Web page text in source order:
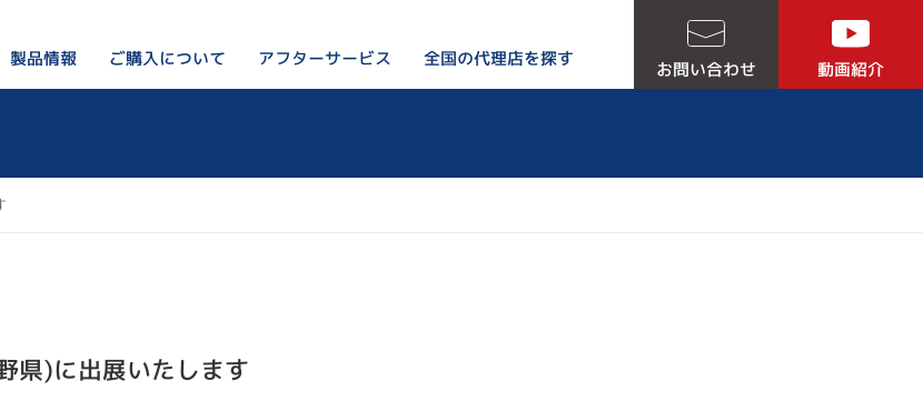
リンカルジャパンが選ばれる５つの理由
製品情報 ご購入について
ご購入をお考えの方はこちら
アフターサービス 全国の代理店を探す お問い合わせ 動画紹介
県)に出展いたします